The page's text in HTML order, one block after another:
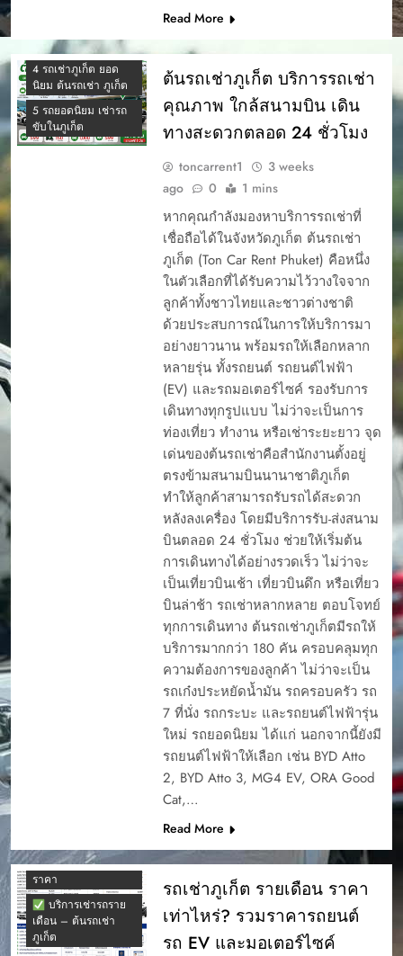
Read More
4 รถเช่าภูเก็ต ยอด
นิยม ต้นรถเช่า ภูเก็ต
5 รถยอดนิยม เช่ารถ
ขับในภูเก็ต
ต้นรถเช่าภูเก็ต บริการรถเช่า
คุณภาพ ใกล้สนามบิน เดิน
ทางสะดวกตลอด 24 ชั่วโมง
toncarrent1
3 weeks
ago
0 1 mins
หากคุณกำลังมองหาบริการรถเช่าที่
เชื่อถือได้ในจังหวัดภูเก็ต ต้นรถเช่า
ภูเก็ต (Ton Car Rent Phuket) คือหนึ่ง
ในตัวเลือกที่ได้รับความไว้วางใจจาก
ลูกค้าทั้งชาวไทยและชาวต่างชาติ
ด้วยประสบการณ์ในการให้บริการมา
อย่างยาวนาน พร้อมรถให้เลือกหลาก
หลายรุ่น ทั้งรถยนต์ รถยนต์ไฟฟ้า
(EV) และรถมอเตอร์ไซค์ รองรับการ
เดินทางทุกรูปแบบ ไม่ว่าจะเป็นการ
ท่องเที่ยว ทำงาน หรือเช่าระยะยาว จุด
เด่นของต้นรถเช่าคือสำนักงานตั้งอยู่
ตรงข้ามสนามบินนานาชาติภูเก็ต
ทำให้ลูกค้าสามารถรับรถได้สะดวก
หลังลงเครื่อง โดยมีบริการรับ-ส่งสนาม
บินตลอด 24 ชั่วโมง ช่วยให้เริ่มต้น
การเดินทางได้อย่างรวดเร็ว ไม่ว่าจะ
เป็นเที่ยวบินเช้า เที่ยวบินดึก หรือเที่ยว
บินล่าช้า รถเช่าหลากหลาย ตอบโจทย์
ทุกการเดินทาง ต้นรถเช่าภูเก็ตมีรถให้
บริการมากกว่า 180 คัน ครอบคลุมทุก
ความต้องการของลูกค้า ไม่ว่าจะเป็น
รถเก๋งประหยัดน้ำมัน รถครอบครัว รถ
7 ที่นั่ง รถกระบะ และรถยนต์ไฟฟ้ารุ่น
ใหม่ รถยอดนิยม ได้แก่ นอกจากนี้ยังมี
รถยนต์ไฟฟ้าให้เลือก เช่น BYD Atto
2, BYD Atto 3, MG4 EV, ORA Good
Cat,…
Read More
เช่ารถรายเดือน ภูเก็ต
ราคา
บริการเช่ารถราย
เดือน – ต้นรถเช่า
ภูเก็ต
รถเช่าภูเก็ต รายเดือน ราคา
เท่าไหร่? รวมราคารถยนต์
รถ EV และมอเตอร์ไซค์